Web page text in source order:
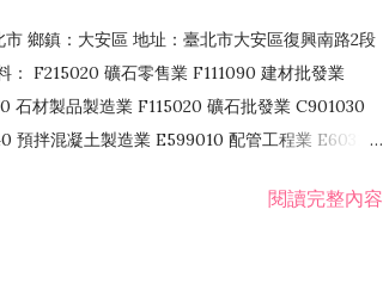
鄉鎮：大安區 地址：臺北市大安區復興南路2段
： F215020 礦石零售業 F111090 建材批發業
石材製品製造業 F115020 礦石批發業 C901030
預拌混凝土製造業 E599010 配管工程業 E603110
日常用品批發業 F108031 醫療器材批發業閱讀完整內容